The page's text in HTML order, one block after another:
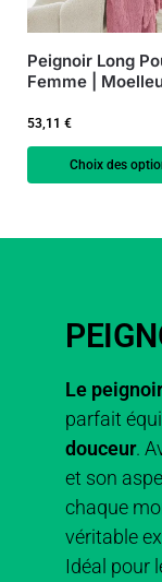
Peignoir Long
Femme |
53,11 €
Choix des
Le
parfait
douceur.
et son
chaque
véritable
Idéal pour